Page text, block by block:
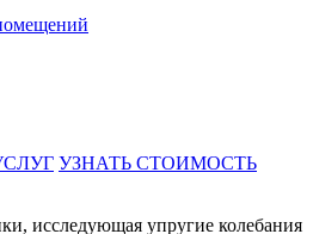
УЗНАТЬ СТОИМОСТЬ
исследующая упругие колебания